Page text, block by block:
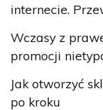
internecie.
Wczasy z
promocji
Jak otworzyć
po kroku